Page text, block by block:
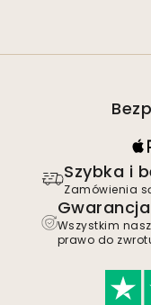
Szybka i
Zamówienia
Wszystkim
prawo do